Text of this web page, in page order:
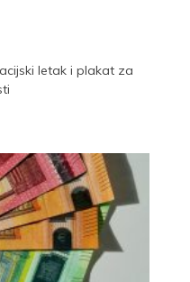
letak i plakat za